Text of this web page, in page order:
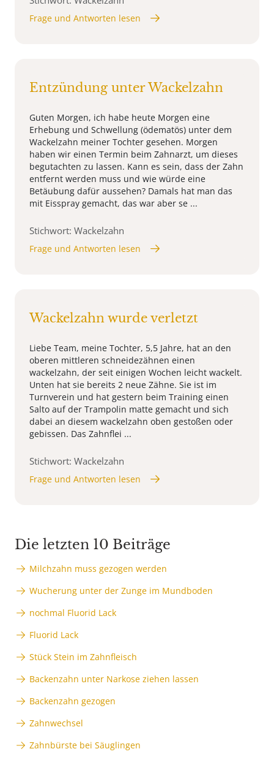
Frage und Antworten lesen
Entzündung unter Wackelzahn
Guten Morgen, ich habe heute Morgen eine
Erhebung und Schwellung (ödematös) unter dem
Wackelzahn meiner Tochter gesehen. Morgen
haben wir einen Termin beim Zahnarzt, um dieses
begutachten zu lassen. Kann es sein, dass der Zahn
entfernt werden muss und wie würde eine
Betäubung dafür aussehen? Damals hat man das
mit Eisspray gemacht, das war aber se ...
Stichwort: Wackelzahn
Frage und Antworten lesen
Wackelzahn wurde verletzt
Liebe Team, meine Tochter, 5,5 Jahre, hat an den
oberen mittleren schneidezähnen einen
wackelzahn, der seit einigen Wochen leicht wackelt.
Unten hat sie bereits 2 neue Zähne. Sie ist im
Turnverein und hat gestern beim Training einen
Salto auf der Trampolin matte gemacht und sich
dabei an diesem wackelzahn oben gestoßen oder
gebissen. Das Zahnflei ...
Stichwort: Wackelzahn
Frage und Antworten lesen
Die letzten 10 Beiträge
Milchzahn muss gezogen werden
Wucherung unter der Zunge im Mundboden
nochmal Fluorid Lack
Fluorid Lack
Stück Stein im Zahnfleisch
Backenzahn unter Narkose ziehen lassen
Backenzahn gezogen
Zahnwechsel
Zahnbürste bei Säuglingen